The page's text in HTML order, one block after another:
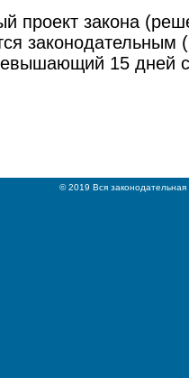
проект закона
законодательным
15 дней
© 2019 Вся